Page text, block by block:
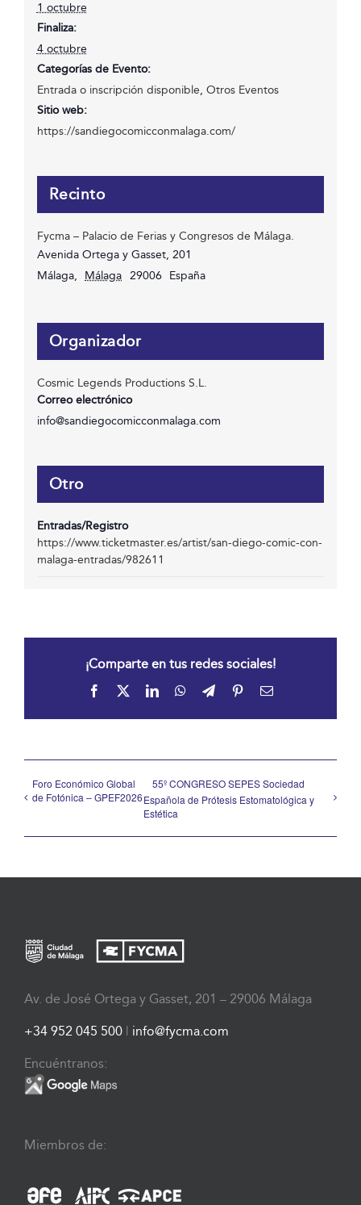
1 octubre
Finaliza:
4 octubre
Categorías de Evento:
Entrada o inscripción disponible, Otros Eventos
Sitio web:
https://sandiegocomicconmalaga.com/
Recinto
Fycma – Palacio de Ferias y Congresos de Málaga.
Avenida Ortega y Gasset, 201
Málaga, Málaga 29006 España
Organizador
Cosmic Legends Productions S.L.
Correo electrónico
info@sandiegocomicconmalaga.com
Otro
Entradas/Registro
https://www.ticketmaster.es/artist/san-diego-comic-con-
malaga-entradas/982611
¡Comparte en tus redes sociales!
Facebook LinkedInWhatsApp
TelegramPinterestCorreo
Foro Económico Global
de Fotónica – GPEF2026
55º CONGRESO SEPES Sociedad
Española de Prótesis Estomatológica y
Estética
Av. de José Ortega y Gasset, 201 – 29006 Málaga
+34 952 045 500 info@fycma.com
Encuéntranos:
Miembros de: